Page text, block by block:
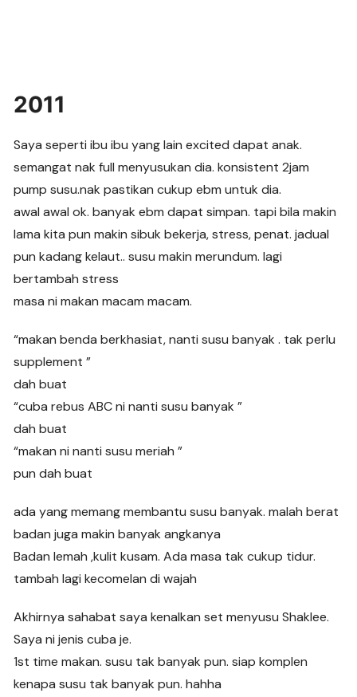
2011
Saya seperti ibu ibu yang lain excited dapat anak.
semangat nak full menyusukan dia. konsistent 2jam
pump susu.nak pastikan cukup ebm untuk dia.
awal awal ok. banyak ebm dapat simpan. tapi bila makin
lama kita pun makin sibuk bekerja, stress, penat. jadual
pun kadang kelaut.. susu makin merundum. lagi
bertambah stress
masa ni makan macam macam.
“makan benda berkhasiat, nanti susu banyak . tak perlu
supplement ”
dah buat
“cuba rebus ABC ni nanti susu banyak ”
dah buat
“makan ni nanti susu meriah ”
pun dah buat
ada yang memang membantu susu banyak. malah berat
badan juga makin banyak angkanya
Badan lemah ,kulit kusam. Ada masa tak cukup tidur.
tambah lagi kecomelan di wajah
Akhirnya sahabat saya kenalkan set menyusu Shaklee.
Saya ni jenis cuba je.
1st time makan. susu tak banyak pun. siap komplen
kenapa susu tak banyak pun. hahha